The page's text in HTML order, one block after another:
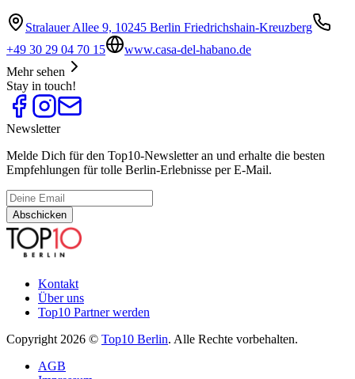
Stralauer Allee 9, 10245 Berlin Friedrichshain-Kreuzberg
+49 30 29 04 70 15
www.casa-del-habano.de
Mehr sehen
Stay in touch!
Newsletter
Melde Dich für den Top10-Newsletter an und erhalte die besten
Empfehlungen für tolle Berlin-Erlebnisse per E-Mail.
Abschicken
Kontakt
Über uns
Top10 Partner werden
Copyright 2026 © Top10 Berlin. Alle Rechte vorbehalten.
AGB